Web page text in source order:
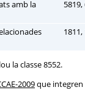
amb la
1811,
la classe 8552.
2009que integren